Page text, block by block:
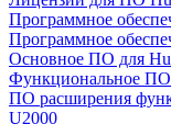
Программное
Программное
Основное ПО для
Функциональное ПО
ПО расширения
U2000